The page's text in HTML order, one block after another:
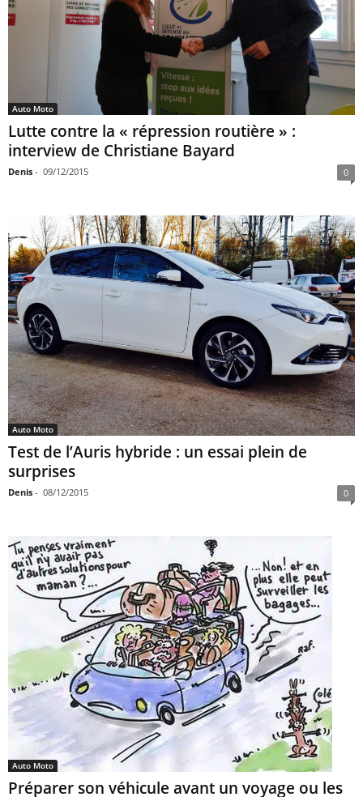
Auto Moto
Lutte contre la « répression routière » :
interview de Christiane Bayard
Denis - 09/12/2015 0
Auto Moto
Test de l’Auris hybride : un essai plein de
surprises
Denis - 08/12/2015 0
Auto Moto
Préparer son véhicule avant un voyage ou les